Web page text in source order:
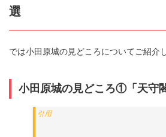
選
では小田原城の見どころについてご紹介
小田原城の見どころ①「天守閣